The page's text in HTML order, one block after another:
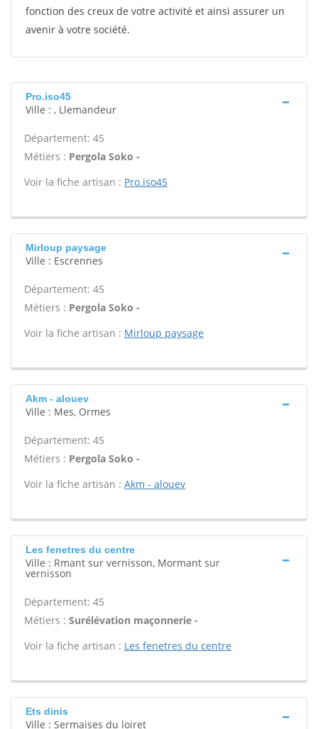
fonction des creux de votre activité et ainsi assurer un
avenir à votre société.
Pro.iso45
Ville : , Llemandeur
Département: 45
Métiers : Pergola Soko -
Voir la fiche artisan : Pro.iso45
Mirloup paysage
Ville : Escrennes
Département: 45
Métiers : Pergola Soko -
Voir la fiche artisan : Mirloup paysage
Akm - alouev
Ville : Mes, Ormes
Département: 45
Métiers : Pergola Soko -
Voir la fiche artisan : Akm - alouev
Les fenetres du centre
Ville : Rmant sur vernisson, Mormant sur
vernisson
Département: 45
Métiers : Surélévation maçonnerie -
Voir la fiche artisan : Les fenetres du centre
Ets dinis
Ville : Sermaises du loiret